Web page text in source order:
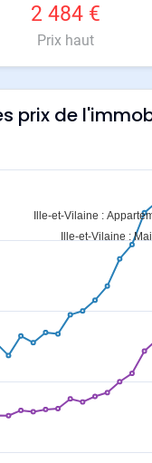
2 484 €
Prix haut
prix de